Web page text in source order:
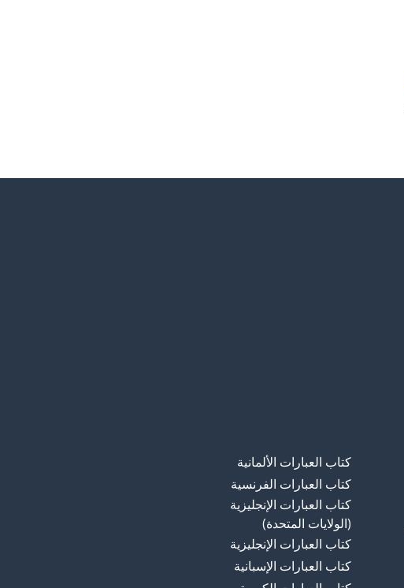
كتاب العبارات الألمانية
كتاب العبارات الفرنسية
كتاب العبارات الإنجليزية
(الولايات المتحدة)
كتاب العبارات الإنجليزية
كتاب العبارات الإسبانية